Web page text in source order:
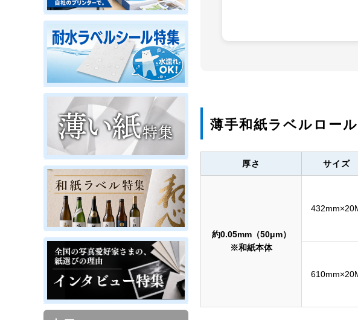
薄手和紙ラベルロール
厚さ サイズ
約0.05mm（50μm）
※和紙本体